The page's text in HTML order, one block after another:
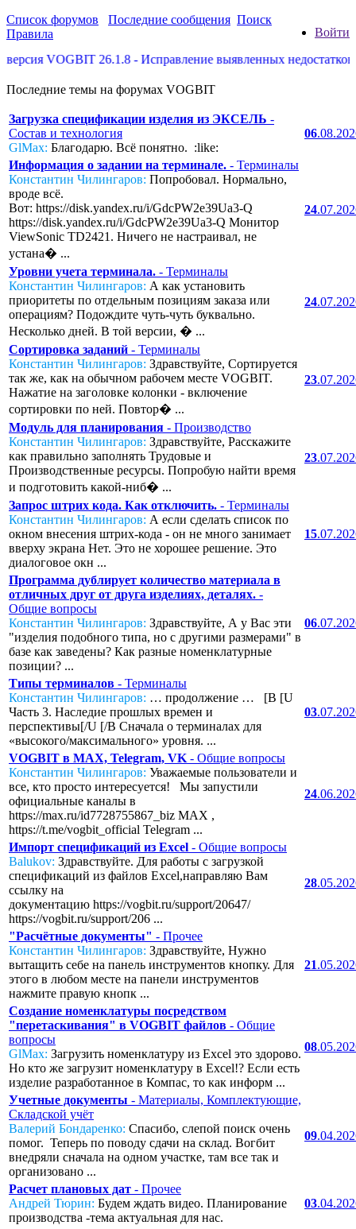
Войти
Список форумов Последние сообщения Поиск
Правила
VOGBIT 26.1.8 - Исправление выявленных недостатков,
Последние темы на форумах VOGBIT
Загрузка спецификации изделия из ЭКСЕЛЬ -
Состав и технология
GlMax: Благодарю. Всё понятно. :like:
06
Информация о задании на терминале. - Терминалы
Константин Чилингаров: Попробовал. Нормально,
вроде всё.
Вот: https://disk.yandex.ru/i/GdcPW2e39Ua3-Q
https://disk.yandex.ru/i/GdcPW2e39Ua3-Q Монитор
ViewSonic TD2421. Ничего не настраивал, не
устана� ...
24
Уровни учета терминала. - Терминалы
Константин Чилингаров: А как установить
приоритеты по отдельным позициям заказа или
операциям? Подождите чуть-чуть буквально.
Несколько дней. В той версии, � ...
24
Сортировка заданий - Терминалы
Константин Чилингаров: Здравствуйте, Сортируется
так же, как на обычном рабочем месте VOGBIT.
Нажатие на заголовке колонки - включение
сортировки по ней. Повтор� ...
23
Модуль для планирования - Производство
Константин Чилингаров: Здравствуйте, Расскажите
как правильно заполнять Трудовые и
Производственные ресурсы. Попробую найти время
и подготовить какой-ниб� ...
23
Запрос штрих кода. Как отключить. - Терминалы
Константин Чилингаров: А если сделать список по
окном внесения штрих-кода - он не много занимает
вверху экрана Нет. Это не хорошее решение. Это
диалоговое окн ...
15
Программа дублирует количество материала в
отличных друг от друга изделиях, деталях. -
Общие вопросы
Константин Чилингаров: Здравствуйте, А у Вас эти
"изделия подобного типа, но с другими размерами" в
базе как заведены? Как разные номенклатурные
позиции? ...
06
Типы терминалов - Терминалы
Константин Чилингаров: … продолжение … [B [U
Часть 3. Наследие прошлых времен и
перспективы[/U [/B Сначала о терминалах для
«высокого/максимального» уровня. ...
03
VOGBIT в MAX, Telegram, VK - Общие вопросы
Константин Чилингаров: Уважаемые пользователи и
все, кто просто интересуется! Мы запустили
официальные каналы в
https://max.ru/id7728755867_biz MAX ,
https://t.me/vogbit_official Telegram ...
24
Импорт спецификаций из Excel - Общие вопросы
Balukov: Здравствуйте. Для работы с загрузкой
спецификаций из файлов Excel,направляю Вам
ссылку на
документацию https://vogbit.ru/support/20647/
https://vogbit.ru/support/206 ...
28
"Расчётные документы" - Прочее
Константин Чилингаров: Здравствуйте, Нужно
вытащить себе на панель инструментов кнопку. Для
этого в любом месте на панели инструментов
нажмите правую кнопк ...
21
Создание номенклатуры посредством
"перетаскивания" в VOGBIT файлов - Общие
вопросы
GlMax: Загрузить номенклатуру из Excel это здорово.
Но кто же загрузит номенклатуру в Excel!? Если есть
изделие разработанное в Компас, то как информ ...
08
Учетные документы - Материалы, Комплектующие,
Складской учёт
Валерий Бондаренко: Спасибо, слепой поиск очень
помог. Теперь по поводу сдачи на склад. Вогбит
внедряли сначала на одном участке, там все так и
организовано ...
09
Расчет плановых дат - Прочее
Андрей Тюрин: Будем ждать видео. Планирование
производства -тема актуальная для нас.
03